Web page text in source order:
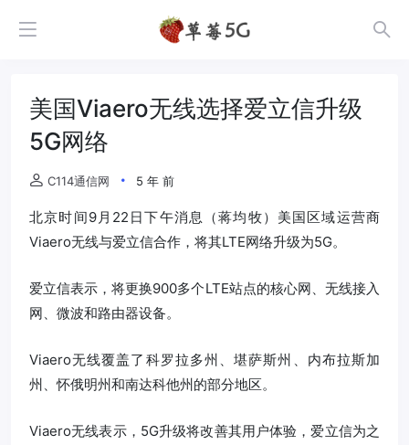
美国Viaero无线选择爱立信升级
5G网络
C114通信网 5 年 前
北京时间9月22日下午消息（蒋均牧）美国区域运营商
Viaero无线与爱立信合作，将其LTE网络升级为5G。
爱立信表示，将更换900多个LTE站点的核心网、无线接入
网、微波和路由器设备。
Viaero无线覆盖了科罗拉多州、堪萨斯州、内布拉斯加
州、怀俄明州和南达科他州的部分地区。
Viaero无线表示，5G升级将改善其用户体验，爱立信为之